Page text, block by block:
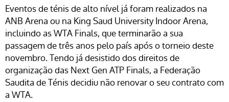
Eventos de ténis de alto nível já foram realizados na
ANB Arena ou na King Saud University Indoor Arena,
incluindo as WTA Finals, que terminarão a sua
passagem de três anos pelo país após o torneio deste
novembro. Tendo já desistido dos direitos de
organização das Next Gen ATP Finals, a Federação
Saudita de Ténis decidiu não renovar o seu contrato com
a WTA.